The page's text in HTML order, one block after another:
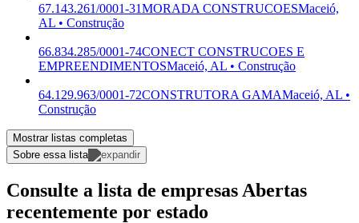
67.143.261/0001-31MORADA CONSTRUCOESMaceió,
AL • Construção
66.834.285/0001-74CONECT CONSTRUCOES E
EMPREENDIMENTOSMaceió, AL • Construção
64.129.963/0001-72CONSTRUTORA GAMAMaceió, AL •
Construção
Mostrar listas completas
Sobre essa lista
Consulte a lista de empresas Abertas
recentemente por estado